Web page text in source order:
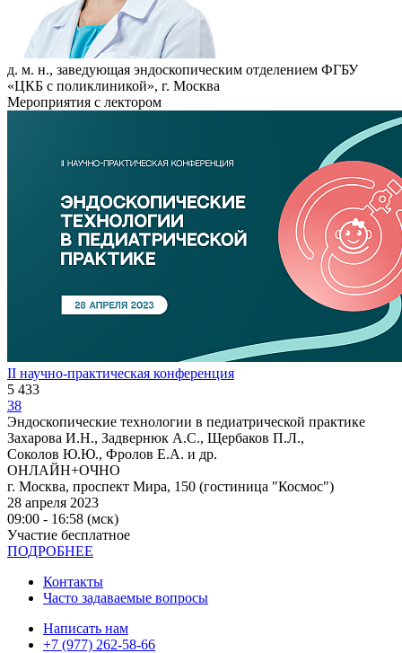
д. м. н., заведующая эндоскопическим отделением ФГБУ
«ЦКБ с поликлиникой», г. Москва
Мероприятия с лектором
II научно-практическая конференция
5 433
38
Эндоскопические технологии в педиатрической практике
Захарова И.Н., Задвернюк А.С., Щербаков П.Л.,
Соколов Ю.Ю., Фролов Е.А. и др.
ОНЛАЙН+ОЧНО
г. Москва, проспект Мира, 150 (гостиница "Космос")
28 апреля 2023
09:00 - 16:58 (мск)
Участие бесплатное
ПОДРОБНЕЕ
Контакты
Часто задаваемые вопросы
Написать нам
+7 (977) 262-58-66